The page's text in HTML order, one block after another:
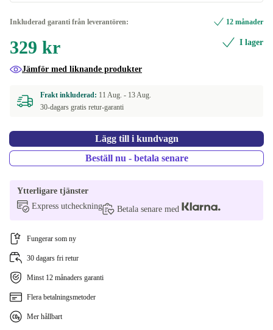
ljus beige
Inkluderad garanti från leverantören: 12 månader
329 kr I lager
Jämför med liknande produkter
Frakt inkluderad: 11 Aug. - 13 Aug.
30-dagars gratis retur-garanti
Lägg till i kundvagn
Beställ nu - betala senare
Ytterligare tjänster
Express utcheckning
Betala senare med
Fungerar som ny
30 dagars fri retur
Minst 12 månaders garanti
Flera betalningsmetoder
Mer hållbart